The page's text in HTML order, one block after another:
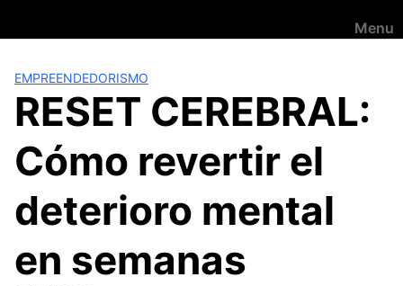
Menu
EMPREENDEDORISMO
RESET CEREBRAL:
Cómo revertir el
deterioro mental
en semanas